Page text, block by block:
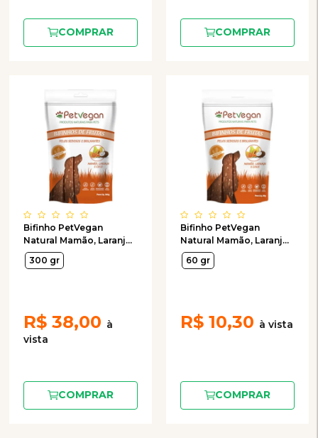
COMPRAR COMPRAR
Bifinho PetVegan
Natural Mamão, Laranja
e Coco para Cães 300g
300 gr
R$ 38,00
COMPRAR
Bifinho PetVegan
Natural Mamão, Laranja
e Coco para Cães 60g
60 gr
R$ 10,30
COMPRAR